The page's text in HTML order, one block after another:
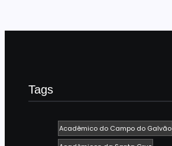
Tags
Acadêmico do Campo do Galvão